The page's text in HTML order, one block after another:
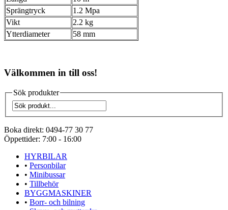
Sprängtryck
1.2 Mpa
Vikt
2.2 kg
Ytterdiameter
58 mm
Välkommen in till oss!
Sök produkter
Boka direkt: 0494-77 30 77
Öppettider: 7:00 - 16:00
HYRBILAR
• Personbilar
• Minibussar
• Tillbehör
BYGGMASKINER
• Borr- och bilning